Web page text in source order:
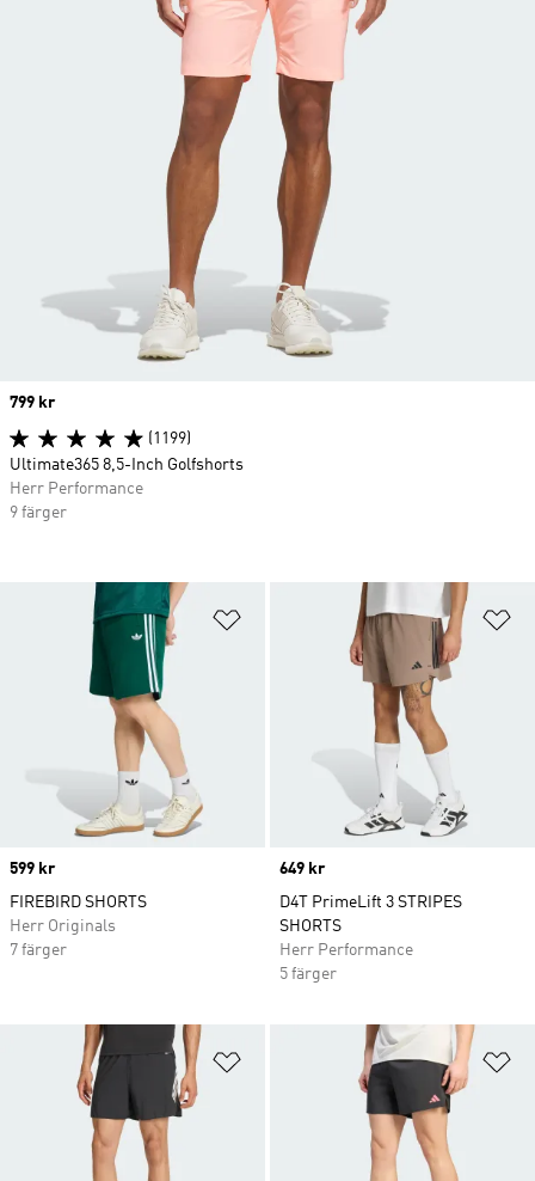
Lägg till på önskelistan
Price
599 kr
FIREBIRD SHORTS
Herr Originals
7 färger
Price
649 kr
D4T PrimeLift 3 STRIPES
SHORTS
Herr Performance
5 färger
Lägg till på önskelistan
Price
799 kr
(1199)
Ultimate365 8,5-Inch Golfshorts
Herr Performance
9 färger